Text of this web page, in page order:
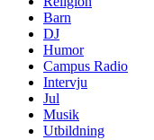
Barn
DJ
Humor
Campus Radio
Intervju
Jul
Musik
Utbildning